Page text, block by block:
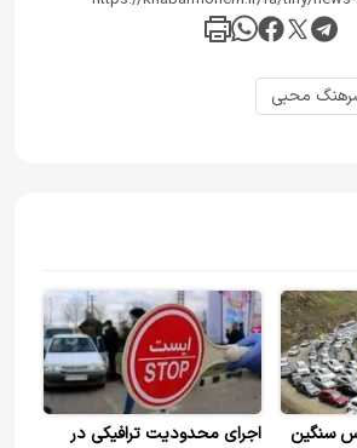
محبی
سنگین
اجرای محدودیت ترافیکی در